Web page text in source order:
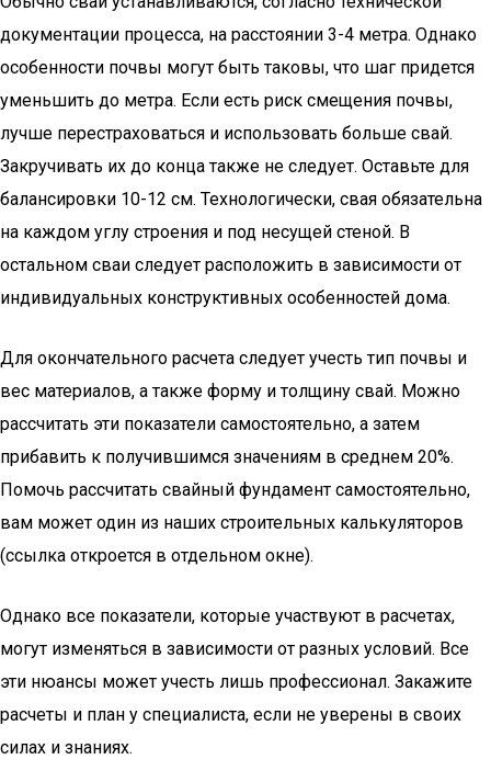
документации процесса, на расстоянии 3-4 метра. Однако
особенности почвы могут быть таковы, что шаг придется
уменьшить до метра. Если есть риск смещения почвы,
лучше перестраховаться и использовать больше свай.
Закручивать их до конца также не следует. Оставьте для
балансировки 10-12 см. Технологически, свая обязательна
на каждом углу строения и под несущей стеной. В
остальном сваи следует расположить в зависимости от
индивидуальных конструктивных особенностей дома.
Для окончательного расчета следует учесть тип почвы и
вес материалов, а также форму и толщину свай. Можно
рассчитать эти показатели самостоятельно, а затем
прибавить к получившимся значениям в среднем 20%.
Помочь рассчитать свайный фундамент самостоятельно,
вам может один из наших строительных калькуляторов
(ссылка откроется в отдельном окне).
Однако все показатели, которые участвуют в расчетах,
могут изменяться в зависимости от разных условий. Все
эти нюансы может учесть лишь профессионал. Закажите
расчеты и план у специалиста, если не уверены в своих
силах и знаниях.